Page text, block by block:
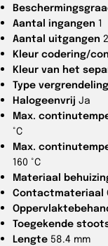
Aantal ingangen 1
Aantal uitgangen 2
Kleur codering/
Kleur van het
Type vergrendeling
Halogeenvrij Ja
Max.
°C
Max.
160 °C
Materiaal
Contactmateriaal
Toegekende
Lengte 58.4 mm